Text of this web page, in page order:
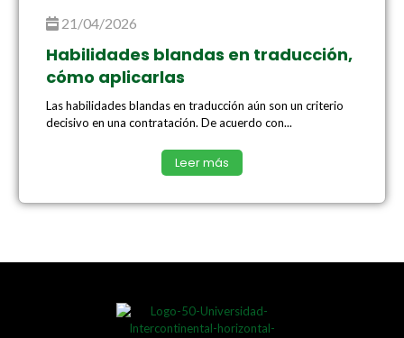
21/04/2026
Habilidades blandas en traducción,
cómo aplicarlas
Las habilidades blandas en traducción aún son un criterio
decisivo en una contratación. De acuerdo con...
Leer más